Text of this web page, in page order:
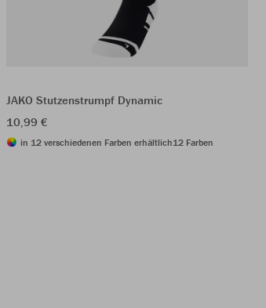
JAKO Stutzenstrumpf Dynamic
10,99 €
in 12 verschiedenen Farben erhältlich12 Farben